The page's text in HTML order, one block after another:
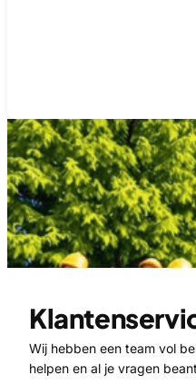
Wij hebben een team vol
helpen en al je vragen